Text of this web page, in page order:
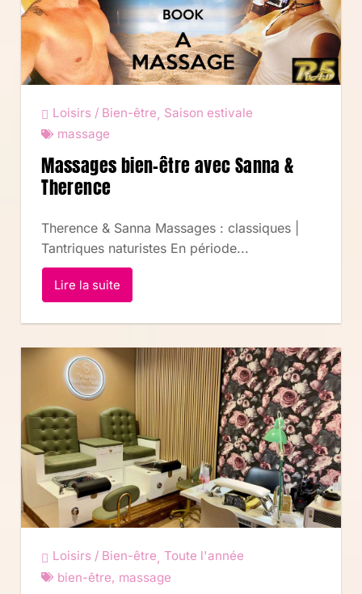
Loisirs / Bien-être, Saison estivale
massage
Massages bien-être avec Sanna &
Therence
Therence & Sanna Massages : classiques |
Tantriques naturistes En période...
Lire la suite
Loisirs / Bien-être, Toute l'année
bien-être, massage